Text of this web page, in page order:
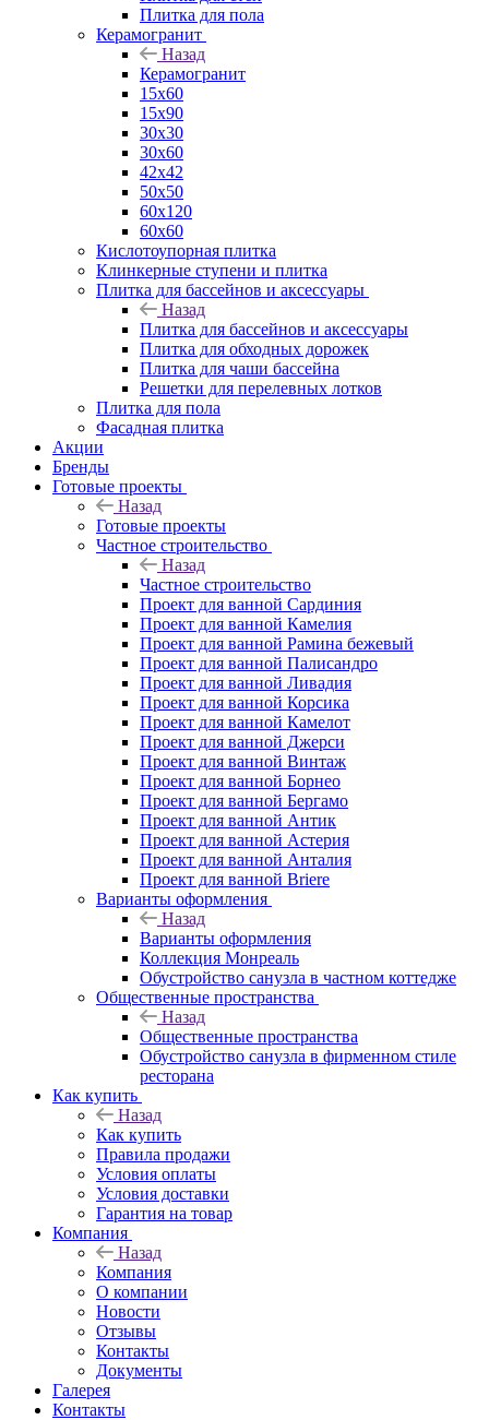
Плитка для пола
Керамогранит
Назад
Керамогранит
15х60
15x90
30х30
30х60
42х42
50х50
60х120
60х60
Кислотоупорная плитка
Клинкерные ступени и плитка
Плитка для бассейнов и аксессуары
Назад
Плитка для бассейнов и аксессуары
Плитка для обходных дорожек
Плитка для чаши бассейна
Решетки для перелевных лотков
Плитка для пола
Фасадная плитка
Акции
Бренды
Готовые проекты
Назад
Готовые проекты
Частное строительство
Назад
Частное строительство
Проект для ванной Сардиния
Проект для ванной Камелия
Проект для ванной Рамина бежевый
Проект для ванной Палисандро
Проект для ванной Ливадия
Проект для ванной Корсика
Проект для ванной Камелот
Проект для ванной Джерси
Проект для ванной Винтаж
Проект для ванной Борнео
Проект для ванной Бергамо
Проект для ванной Антик
Проект для ванной Астерия
Проект для ванной Анталия
Проект для ванной Briere
Варианты оформления
Назад
Варианты оформления
Коллекция Монреаль
Обустройство санузла в частном коттедже
Общественные пространства
Назад
Общественные пространства
Обустройство санузла в фирменном стиле
ресторана
Как купить
Назад
Как купить
Правила продажи
Условия оплаты
Условия доставки
Гарантия на товар
Компания
Назад
Компания
О компании
Новости
Отзывы
Контакты
Документы
Галерея
Контакты